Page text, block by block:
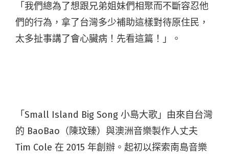
「我們總為了想跟兄弟姐妹們相聚而不斷容忍他
們的行為，拿了台灣多少補助這樣對待原住民，
太多扯事講了會心臟病！先看這篇！」。
「Small Island Big Song 小島大歌」由來自台灣
的 BaoBao（陳玟臻）與澳洲音樂製作人丈夫
Tim Cole 在 2015 年創辦。起初以探索南島音樂